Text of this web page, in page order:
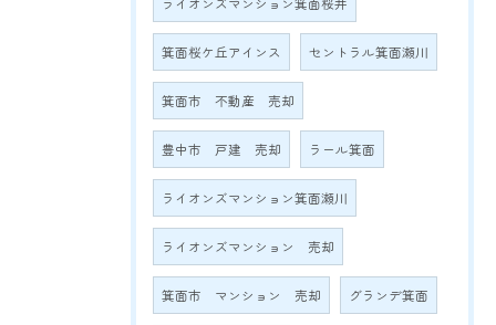
箕面桜ケ丘アインス セントラル箕面瀬川
箕面市 不動産 売却
豊中市 戸建 売却 ラール箕面
ライオンズマンション箕面瀬川
ライオンズマンション 売却
箕面市 マンション 売却 グランデ箕面